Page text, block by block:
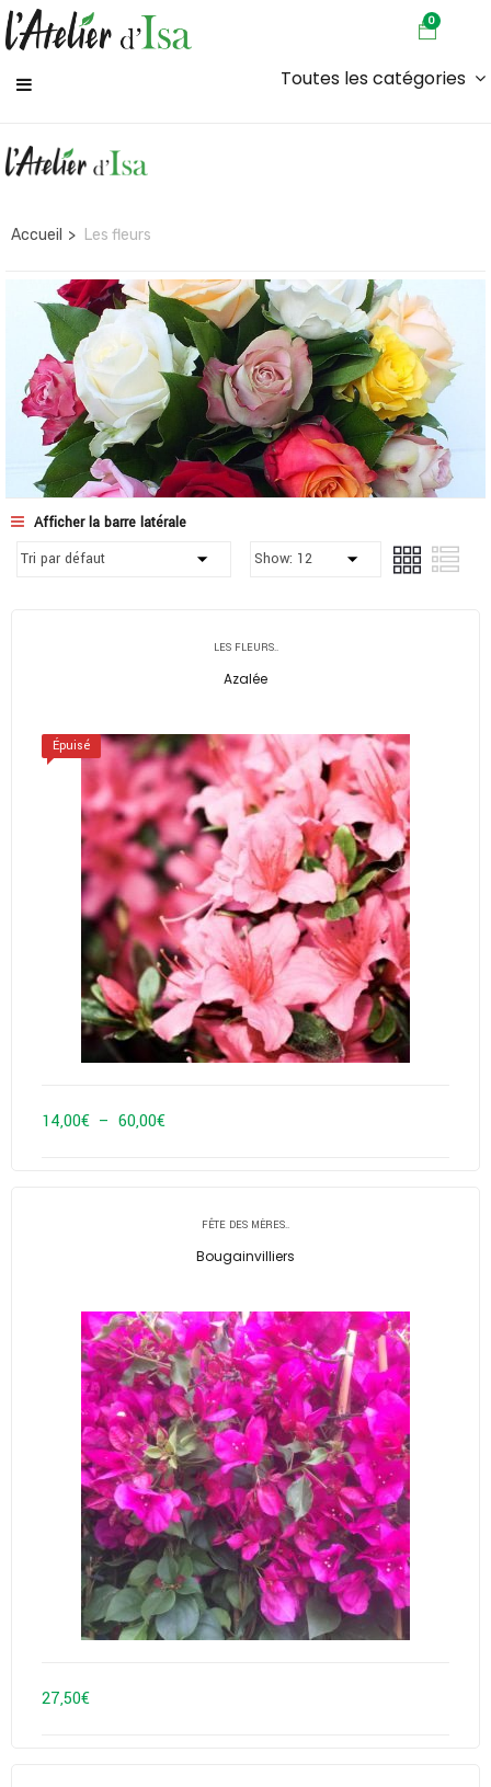
0
Toutes les catégories
Accueil Les fleurs
Afficher la barre latérale
LES FLEURS..
Azalée
Épuisé
14,00€ – 60,00€Plage
14,00€FÊTE DES MÈRES..
Bougainvilliers
27,50€